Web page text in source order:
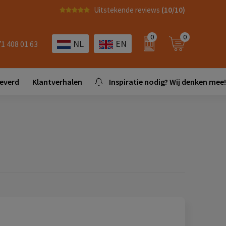
Uitstekende reviews (10/10)
408 01 63 NL EN
0 0
Klantverhalen Inspiratie nodig? Wij denken mee!